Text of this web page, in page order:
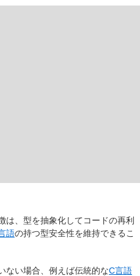
は、型を抽象化してコードの再利
語の持つ型安全性を維持できるこ
ない場合、例えば伝統的なC言語